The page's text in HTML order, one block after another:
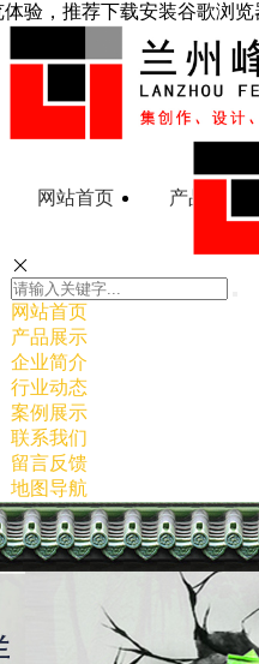
验，推荐下载安装谷歌浏览
网站首页 产品展示
网站首页
产品展示
企业简介
行业动态
案例展示
联系我们
留言反馈
地图导航